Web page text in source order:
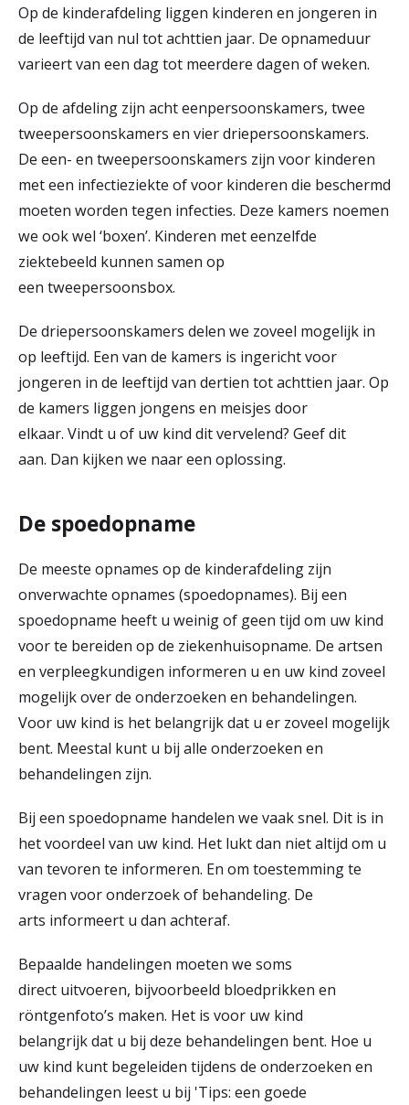
Op de kinderafdeling liggen kinderen en jongeren in
de leeftijd van nul tot achttien jaar. De opnameduur
varieert van een dag tot meerdere dagen of weken.
Op de afdeling zijn acht eenpersoonskamers, twee
tweepersoonskamers en vier driepersoonskamers.
De een- en tweepersoonskamers zijn voor kinderen
met een infectieziekte of voor kinderen die beschermd
moeten worden tegen infecties. Deze kamers noemen
we ook wel ‘boxen’. Kinderen met eenzelfde
ziektebeeld kunnen samen op
een tweepersoonsbox.
De driepersoonskamers delen we zoveel mogelijk in
op leeftijd. Een van de kamers is ingericht voor
jongeren in de leeftijd van dertien tot achttien jaar. Op
de kamers liggen jongens en meisjes door
elkaar. Vindt u of uw kind dit vervelend? Geef dit
aan. Dan kijken we naar een oplossing.
De spoedopname
De meeste opnames op de kinderafdeling zijn
onverwachte opnames (spoedopnames). Bij een
spoedopname heeft u weinig of geen tijd om uw kind
voor te bereiden op de ziekenhuisopname. De artsen
en verpleegkundigen informeren u en uw kind zoveel
mogelijk over de onderzoeken en behandelingen.
Voor uw kind is het belangrijk dat u er zoveel mogelijk
bent. Meestal kunt u bij alle onderzoeken en
behandelingen zijn.
Bij een spoedopname handelen we vaak snel. Dit is in
het voordeel van uw kind. Het lukt dan niet altijd om u
van tevoren te informeren. En om toestemming te
vragen voor onderzoek of behandeling. De
arts informeert u dan achteraf.
Bepaalde handelingen moeten we soms
direct uitvoeren, bijvoorbeeld bloedprikken en
röntgenfoto’s maken. Het is voor uw kind
belangrijk dat u bij deze behandelingen bent. Hoe u
uw kind kunt begeleiden tijdens de onderzoeken en
behandelingen leest u bij 'Tips: een goede